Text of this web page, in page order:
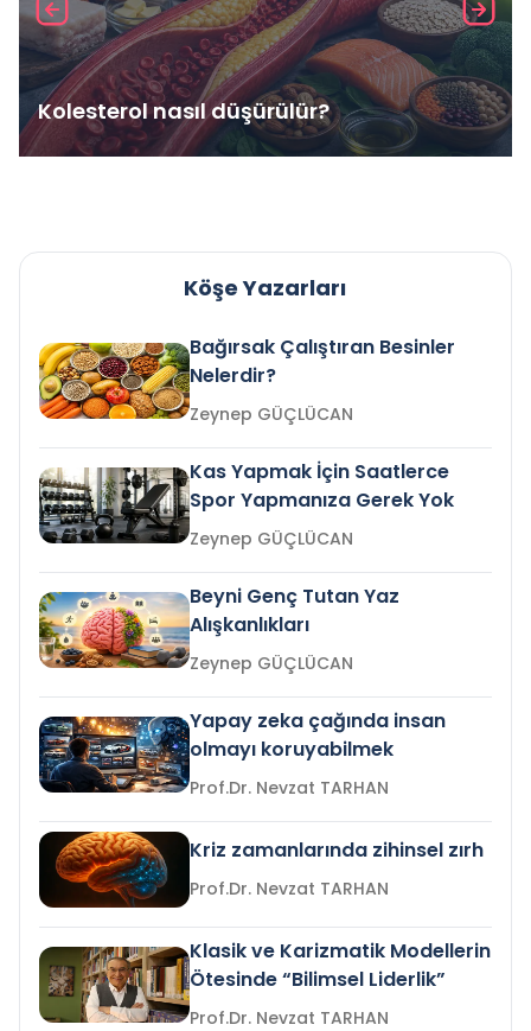
Kolesterol nasıl düşürülür?
Köşe Yazarları
Bağırsak Çalıştıran Besinler
Nelerdir?
Zeynep GÜÇLÜCAN
Kas Yapmak İçin Saatlerce
Spor Yapmanıza Gerek Yok
Zeynep GÜÇLÜCAN
Beyni Genç Tutan Yaz
Alışkanlıkları
Zeynep GÜÇLÜCAN
Yapay zeka çağında insan
olmayı koruyabilmek
Prof.Dr. Nevzat TARHAN
Kriz zamanlarında zihinsel zırh
Prof.Dr. Nevzat TARHAN
Klasik ve Karizmatik Modellerin
Ötesinde “Bilimsel Liderlik”
Prof.Dr. Nevzat TARHAN